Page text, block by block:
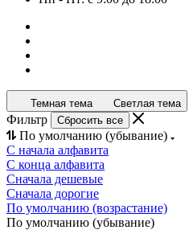
Темная тема Светлая тема
Фильтр Сбросить все
По умолчанию (убывание)
С начала алфавита
С конца алфавита
Сначала дешевые
Сначала дорогие
По умолчанию (возрастание)
По умолчанию (убывание)